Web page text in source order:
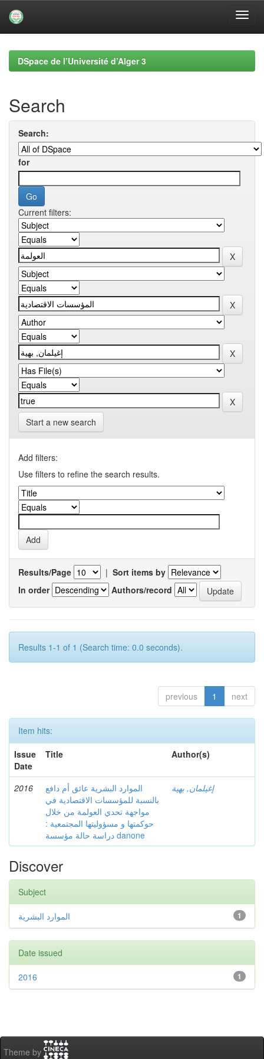
navigationDSpace de l’Université d’Alger 3
Search
Search:
for
Current filters:
Start a new search
Add filters:
Use filters to refine the search results.
Results/Page | Sort items by
In order
Authors/record
Results 1-1 of 1 (Search time: 0.0 seconds).
previous 1 next
Item hits:
Issue
Date
Title Author(s)
2016
الموارد البشرية عائق أم دافع
بالنسبة للمؤسسات الاقتصادية في
مواجهة تحدي العولمة من خلال
حوكمتها و مسؤوليتها المجتمعية :
دراسة حالة مؤسسة danone
إغيلمان, بهية
Discover
Subject
1 الموارد البشرية
Date issued
1
2016
Theme by